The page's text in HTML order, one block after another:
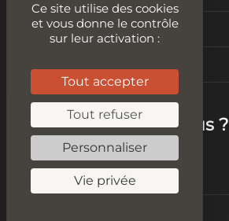
Vitesse de chargement
Mais qui sommes-nous ?
Mentions légales
Ce site utilise des cookies
et vous donne le contrôle
sur leur activation :
Tout accepter
Tout refuser
Personnaliser
Vie privée